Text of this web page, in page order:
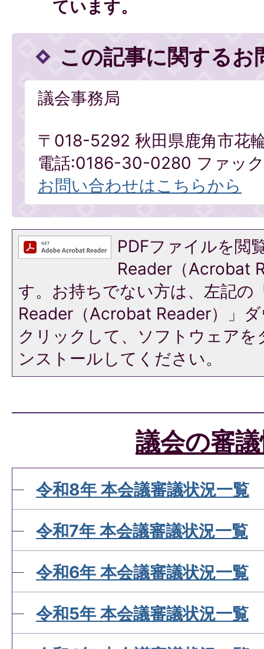
ています。
この記事に関するお
議会事務局
〒018-5292 秋田県鹿角市花
電話:0186-30-0280 ファッ
お問い合わせはこちらから
PDFファイルを閲
Reader（Acrobat
す。お持ちでない方は、左記の
Reader（Acrobat Reader）」
クリックして、ソフトウェア
ンストールしてください。
議会の審
令和8年 本会議審議状況一覧
令和7年 本会議審議状況一覧
令和6年 本会議審議状況一覧
令和5年 本会議審議状況一覧